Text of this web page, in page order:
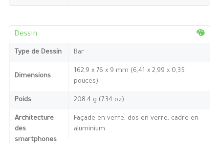
Dessin
Type de Dessin Bar
Dimensions
162,9 x 76 x 9 mm (6,41 x 2,99 x 0,35
pouces)
Poids 208.4 g (7.34 oz)
Architecture
des
smartphones
Façade en verre, dos en verre, cadre en
aluminium